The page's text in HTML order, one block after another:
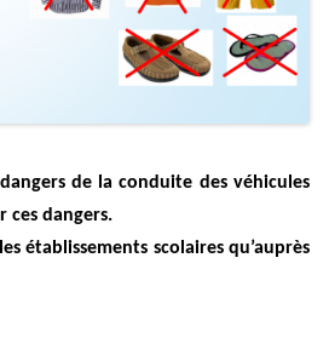
de la conduite des véhicules
ces dangers.
établissements scolaires qu’auprès